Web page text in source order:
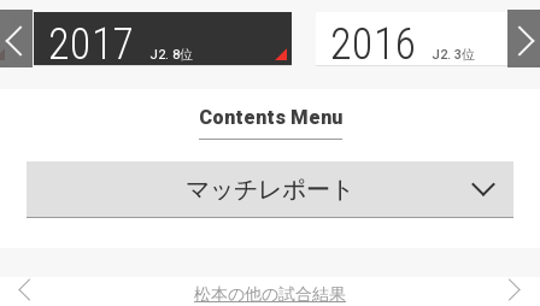
2017 J2. 8位 2016 J2. 3位
Contents Menu
マッチレポート
松本の他の試合結果